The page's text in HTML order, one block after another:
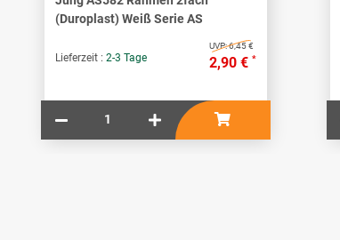
(Duroplast) Weiß Serie AS
Lieferzeit : 2-3 Tage
UVP:6,45 €
2,90 € *